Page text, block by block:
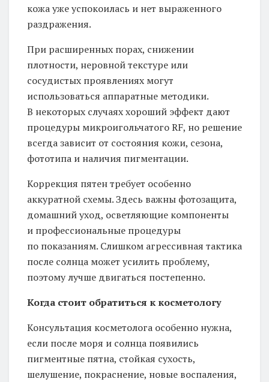
кожа уже успокоилась и нет выраженного
раздражения.
При расширенных порах, снижении
плотности, неровной текстуре или
сосудистых проявлениях могут
использоваться аппаратные методики.
В некоторых случаях хороший эффект дают
процедуры микроигольчатого RF, но решение
всегда зависит от состояния кожи, сезона,
фототипа и наличия пигментации.
Коррекция пятен требует особенно
аккуратной схемы. Здесь важны фотозащита,
домашний уход, осветляющие компоненты
и профессиональные процедуры
по показаниям. Слишком агрессивная тактика
после солнца может усилить проблему,
поэтому лучше двигаться постепенно.
Когда стоит обратиться к косметологу
Консультация косметолога особенно нужна,
если после моря и солнца появились
пигментные пятна, стойкая сухость,
шелушение, покраснение, новые воспаления,